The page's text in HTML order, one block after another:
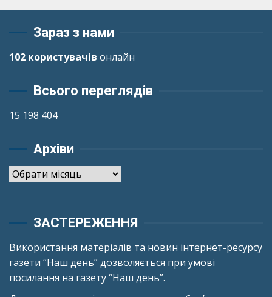
Зараз з нами
102 користувачів онлайн
Всього переглядів
15 198 404
Архіви
Архіви
ЗАСТЕРЕЖЕННЯ
Використання матеріалів та новин інтернет-ресурсу
газети “Наш день” дозволяється при умові
посилання на газету “Наш день”.